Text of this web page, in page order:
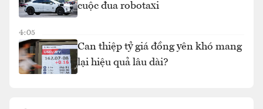
cuộc đua robotaxi
4:05
Can thiệp tỷ giá đồng yên khó mang
lại hiệu quả lâu dài?